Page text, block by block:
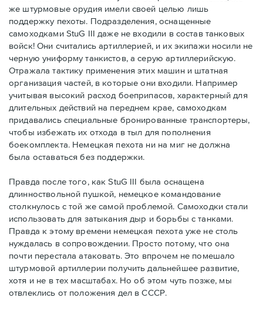
же штурмовые орудия имели своей целью лишь
поддержку пехоты. Подразделения, оснащенные
самоходками StuG III даже не входили в состав танковых
войск! Они считались артиллерией, и их экипажи носили не
черную униформу танкистов, а серую артиллерийскую.
Отражала тактику применения этих машин и штатная
организация частей, в которые они входили. Например
учитывая высокий расход боеприпасов, характерный для
длительных действий на переднем крае, самоходкам
придавались специальные бронированные транспортеры,
чтобы избежать их отхода в тыл для пополнения
боекомплекта. Немецкая пехота ни на миг не должна
была оставаться без поддержки.
Правда после того, как StuG III была оснащена
длинноствольной пушкой, немецкое командование
столкнулось с той же самой проблемой. Самоходки стали
использовать для затыкания дыр и борьбы с танками.
Правда к этому времени немецкая пехота уже не столь
нуждалась в сопровождении. Просто потому, что она
почти перестала атаковать. Это впрочем не помешало
штурмовой артиллерии получить дальнейшее развитие,
хотя и не в тех масштабах. Но об этом чуть позже, мы
отвлеклись от положения дел в СССР.